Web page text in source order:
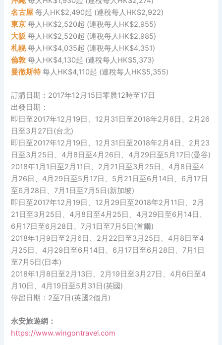
名古屋 每人HK$2,490起 (連稅每人HK$2,922)
東京 每人HK$2,520起 (連稅每人HK$2,955)
大阪 每人HK$2,520起 (連稅每人HK$2,985)
札幌每人HK$4,035起 (連稅每人HK$4,351)
倫敦 每人HK$4,130起 (連稅每人HK$5,373)
曼徹斯特每人HK$4,110起 (連稅每人HK$5,355)
訂購日期：2017年12月15日零晨12時至17日
出發日期：
即日至2017年12月19日、12月31日至2018年2月8日、2月26
日至3月27日(台北)
即日至2017年12月19日、12月31日至2018年2月4日、2月23
日至3月25日、4月8日至4月26日、4月29日至5月17日(曼谷)
2018年1月1日至2月11日、2月21日至3月25日、4月8日至4
月26日、4月29日至5月17日、5月21日至6月14日、6月17日
至6月28日、7月1日至7月5日(新加坡)
即日至2017年12月19日、12月29日至2018年2月11日、2月
21日至3月25日、4月8日至4月25日、4月29日至6月14日、
6月17日至6月28日、7月1日至7月5日(首爾)
2018年1月9日至2月6日、2月22日至3月25日、4月8日至4
月25日、4月29日至6月14日、6月17日至6月28日、7月1日
至7月5日(日本)
2018年1月8日至2月13日、2月19日至3月27日、4月6日至4
月10日、4月19日至5月31日(英國)
停留日期：2至7日(英國2個月)
永安旅遊網：
https://www.wingontravel.com